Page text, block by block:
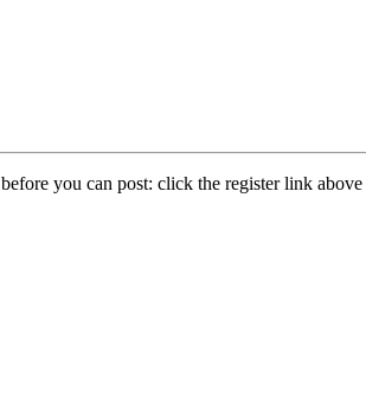
before you can post: click the register link